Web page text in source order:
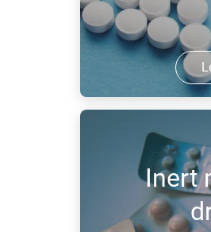
PHARGALIS™
voornaamste
USP-NF, JP) op
en
Inert